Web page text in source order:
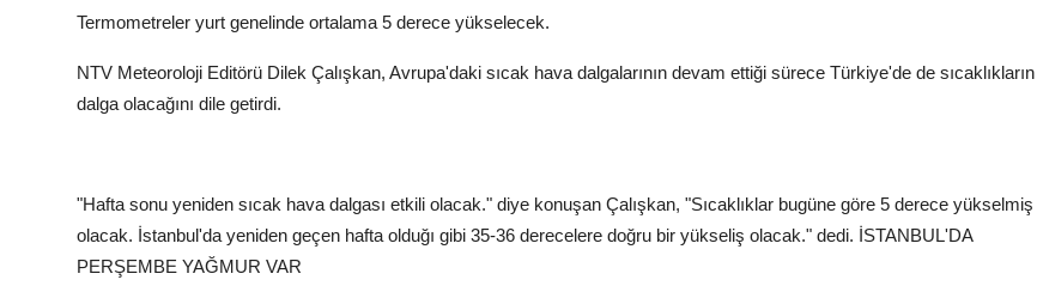
Termometreler yurt genelinde ortalama 5 derece yükselecek.
NTV Meteoroloji Editörü Dilek Çalışkan, Avrupa'daki sıcak hava dalgalarının devam ettiği sürece Türkiye'de de sıcaklıkların
dalga olacağını dile getirdi.
"Hafta sonu yeniden sıcak hava dalgası etkili olacak." diye konuşan Çalışkan, "Sıcaklıklar bugüne göre 5 derece yükselmiş
olacak. İstanbul'da yeniden geçen hafta olduğı gibi 35-36 derecelere doğru bir yükseliş olacak." dedi. İSTANBUL'DA
PERŞEMBE YAĞMUR VAR